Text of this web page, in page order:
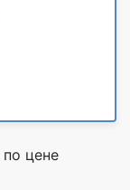
по цене